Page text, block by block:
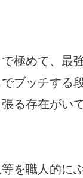
極めて、最
ブッチする
る存在がい
を職人的に